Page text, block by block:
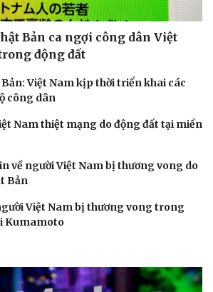
Quân sự - Quốc phòng
Việt Nam
Bản ca ngợi công dân Việt
động đất
Việt Nam kịp thời triển khai các
công dân
Nam thiệt mạng do động đất tại miền
về người Việt Nam bị thương vong do
Bản
Việt Nam bị thương vong trong
Kumamoto